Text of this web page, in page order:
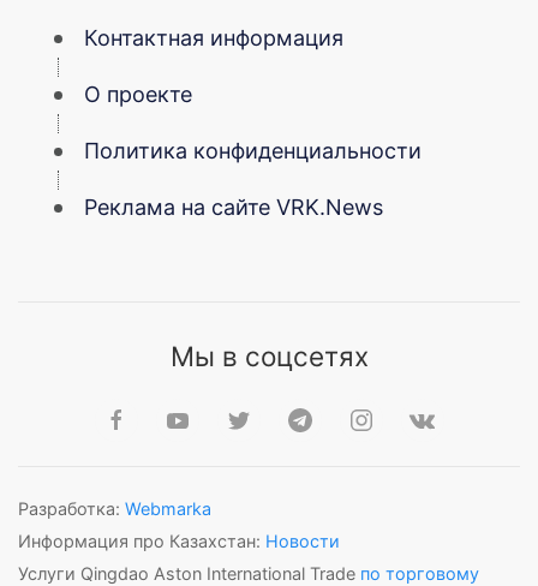
Контактная информация
О проекте
Политика конфиденциальности
Реклама на сайте VRK.News
Мы в соцсетях
Разработка: Webmarka
Информация про Казахстан: Новости
Услуги Qingdao Aston International Trade по торговому